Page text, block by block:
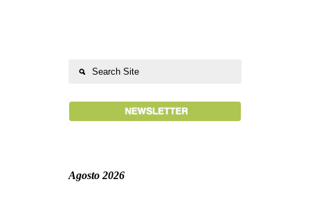
Agosto 2026